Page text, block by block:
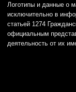
Логотипы и данные о
исключительно в
статьей 1274
официальным
деятельность от их